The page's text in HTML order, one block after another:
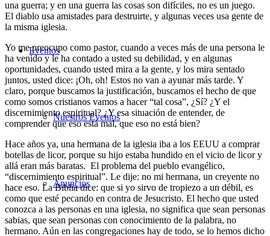
Eventos
Nuestros Eventos
Anuncios
una guerra; y en una guerra las cosas son difíciles, no es un juego.
El diablo usa amistades para destruirte, y algunas veces usa gente de
la misma iglesia.
Yo me preocupo como pastor, cuando a veces más de una persona le
ha venido y le ha contado a usted su debilidad, y en algunas
oportunidades, cuando usted mira a la gente, y los mira sentado
juntos, usted dice: ¡Oh, oh! Estos no van a ayunar más tarde. Y
claro, porque buscamos la justificación, buscamos el hecho de que
como somos cristianos vamos a hacer “tal cosa”, ¿Sí? ¿Y el
discernimiento espiritual? ¿Y esa situación de entender, de
comprender que eso está mal, que eso no está bien?
Hace años ya, una hermana de la iglesia iba a los EEUU a comprar
botellas de licor, porque su hijo estaba hundido en el vicio de licor y
allá eran más baratas. El problema del pueblo evangélico,
“discernimiento espiritual”. Le dije: no mi hermana, un creyente no
hace eso. La Biblia dice: que si yo sirvo de tropiezo a un débil, es
como que esté pecando en contra de Jesucristo. El hecho que usted
conozca a las personas en una iglesia, no significa que sean personas
sabias, que sean personas con conocimiento de la palabra, no
hermano. Aún en las congregaciones hay de todo, se lo hemos dicho